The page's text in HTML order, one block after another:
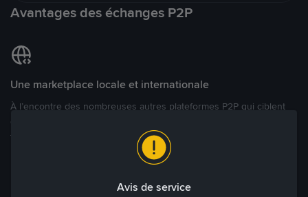
Avantages des échanges P2P
Une marketplace locale et internationale
À l’encontre des nombreuses autres plateformes P2P qui ciblent
trading véritablement internationale grâce à plus de 70 monnaies
Avis de service